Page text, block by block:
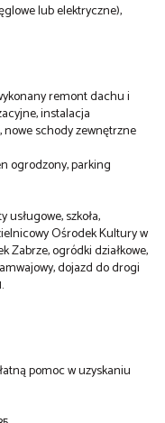
lub elektryczne),
remont dachu i
instalacja
nowe schody zewnętrzne
ogrodzony, parking
szkoła,
Ośrodek Kultury w
Zabrze, ogródki działkowe,
dojazd do drogi
pomoc w uzyskaniu